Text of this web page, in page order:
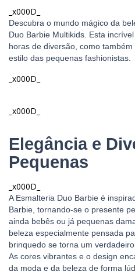
_x000D_
Descubra o mundo mágico da
Duo Barbie Multikids. Esta
horas de diversão, como
estilo das pequenas fashionistas.
_x000D_
_x000D_
Elegância e
Pequenas
_x000D_
A Esmalteria Duo Barbie é
Barbie, tornando-se o presente
ainda bebês ou já pequenas
beleza especialmente pensada
brinquedo se torna um
As cores vibrantes e o design
da moda e da beleza de forma